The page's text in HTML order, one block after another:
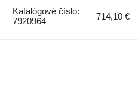
Katalógové číslo:
7920964
714,10 €